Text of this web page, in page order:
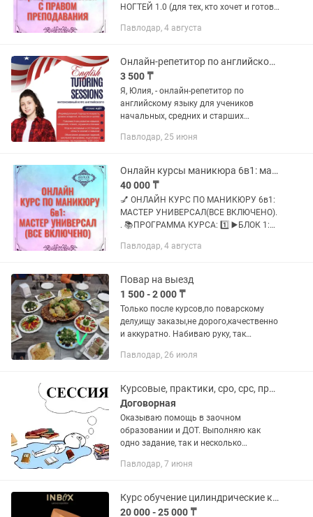
НОГТЕЙ 1.0 (для тех, кто хочет и готов
ИНСТРУКТОРСКИЙ КУРС ПО
НОГТЕЙ 2.0 (для тех, кто хочет и
готов...
Павлодар, 4 августа
Онлайн-репетитор по английскому языку
3 500 ₸
Я, Юлия, - онлайн-репетитор по
английскому языку для учеников
начальных, средних и старших
интенсивный курс по английскому
плана в...
Павлодар, 25 июня
Онлайн курсы маникюра 6в1: мастер универсал(все включено)
40 000 ₸
💅 ОНЛАЙН КУРС ПО МАНИКЮРУ 6в1:
МАСТЕР УНИВЕРСАЛ(ВСЕ ВКЛЮЧЕНО).
. 📚ПРОГРАММА КУРСА: 1️⃣ ▶️БЛОК 1:
«КОМБИНИРОВАННЫЙ И
3: «ДИЗАЙНЫ НА...
Павлодар, 4 августа
Повар на выезд
1 500 - 2 000 ₸
Только после курсов,по поварскому
делу,ищу заказы,не дорого,качественно
и аккуратно. Набиваю руку, так
договоримся.
Павлодар, 26 июля
Курсовые, практики, сро, срс, презентации
Договорная
Оказываю помощь в заочном
образовании и ДОТ. Выполняю как
одно задание, так и несколько
имеется достаточная база заданий и
профильным...
Павлодар, 7 июня
Курс обучение цилиндрические коробки
20 000 - 25 000 ₸